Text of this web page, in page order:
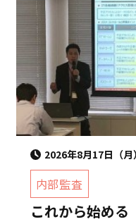
2026年8月17日（月）
内部監査
これから始め